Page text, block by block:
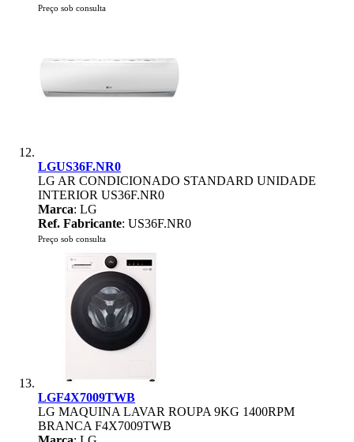
Preço sob consulta
LGUS36F.NR0
LG AR CONDICIONADO STANDARD UNIDADE
INTERIOR US36F.NR0
Marca: LG
Ref. Fabricante: US36F.NR0
Preço sob consulta
LGF4X7009TWB
LG MAQUINA LAVAR ROUPA 9KG 1400RPM
BRANCA F4X7009TWB